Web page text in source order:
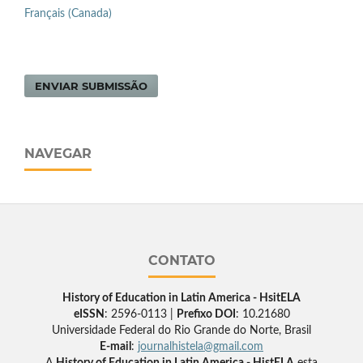
Français (Canada)
ENVIAR SUBMISSÃO
NAVEGAR
CONTATO
History of Education in Latin America - HsitELA
eISSN : 2596-0113 | Prefixo DOI : 10.21680
Universidade Federal do Rio Grande do Norte, Brasil
E-mail : journalhistela@gmail.com